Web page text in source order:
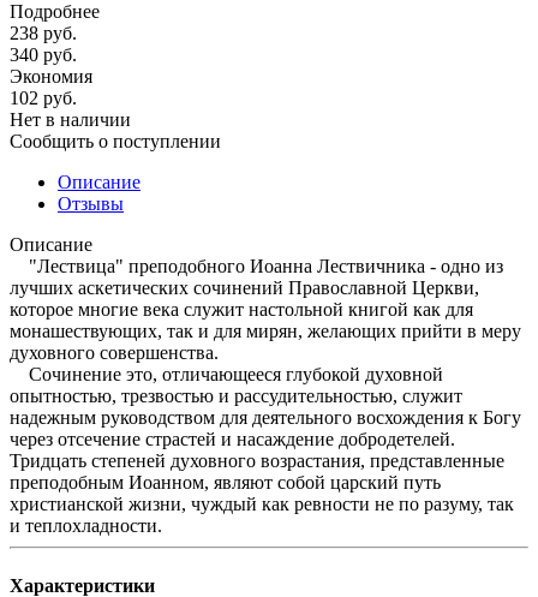
Подробнее
238 руб.
340 руб.
Экономия
102 руб.
Нет в наличии
Сообщить о поступлении
Описание
Отзывы
Описание
"Лествица" преподобного Иоанна Лествичника - одно из
лучших аскетических сочинений Православной Церкви,
которое многие века служит настольной книгой как для
монашествующих, так и для мирян, желающих прийти в меру
духовного совершенства.
Сочинение это, отличающееся глубокой духовной
опытностью, трезвостью и рассудительностью, служит
надежным руководством для деятельного восхождения к Богу
через отсечение страстей и насаждение добродетелей.
Тридцать степеней духовного возрастания, представленные
преподобным Иоанном, являют собой царский путь
христианской жизни, чуждый как ревности не по разуму, так
и теплохладности.
Характеристики